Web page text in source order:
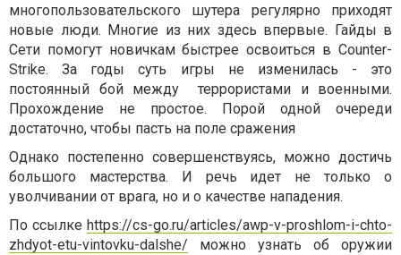
многопользовательского шутера регулярно приходят
новые люди. Многие из них здесь впервые. Гайды в
Сети помогут новичкам быстрее освоиться в Counter-
Strike. За годы суть игры не изменилась - это
постоянный бой между террористами и военными.
Прохождение не простое. Порой одной очереди
достаточно, чтобы пасть на поле сражения
Однако постепенно совершенствуясь, можно достичь
большого мастерства. И речь идет не только о
уволчивании от врага, но и о качестве нападения.
По ссылке https://cs-go.ru/articles/awp-v-proshlom-i-chto-
zhdyot-etu-vintovku-dalshe/ можно узнать об оружии